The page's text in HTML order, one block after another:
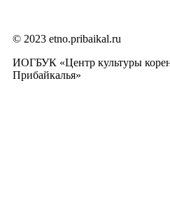
© 2023 etno.pribaikal.ru
ИОГБУК «Центр культуры
Прибайкалья»